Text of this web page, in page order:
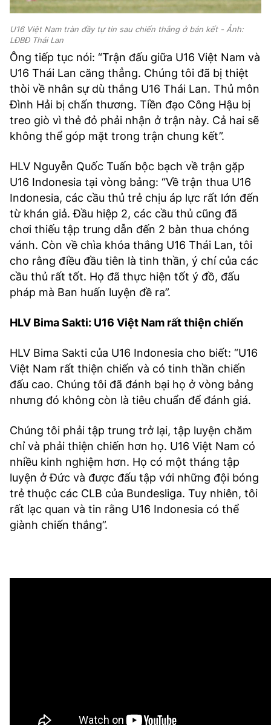
U16 Việt Nam tràn đầy tự tin sau chiến thắng ở bán kết - Ảnh:
LĐBĐ Thái Lan
Ông tiếp tục nói: “Trận đấu giữa U16 Việt Nam và
U16 Thái Lan căng thẳng. Chúng tôi đã bị thiệt
thòi về nhân sự dù thắng U16 Thái Lan. Thủ môn
Đình Hải bị chấn thương. Tiền đạo Công Hậu bị
treo giò vì thẻ đỏ phải nhận ở trận này. Cả hai sẽ
không thể góp mặt trong trận chung kết”.
HLV Nguyễn Quốc Tuấn bộc bạch về trận gặp
U16 Indonesia tại vòng bảng: “Về trận thua U16
Indonesia, các cầu thủ trẻ chịu áp lực rất lớn đến
từ khán giả. Đầu hiệp 2, các cầu thủ cũng đã
chơi thiếu tập trung dẫn đến 2 bàn thua chóng
vánh. Còn về chìa khóa thắng U16 Thái Lan, tôi
cho rằng điều đầu tiên là tinh thần, ý chí của các
cầu thủ rất tốt. Họ đã thực hiện tốt ý đồ, đấu
pháp mà Ban huấn luyện đề ra”.
HLV Bima Sakti: U16 Việt Nam rất thiện chiến
HLV Bima Sakti của U16 Indonesia cho biết: “U16
Việt Nam rất thiện chiến và có tinh thần chiến
đấu cao. Chúng tôi đã đánh bại họ ở vòng bảng
nhưng đó không còn là tiêu chuẩn để đánh giá.
Chúng tôi phải tập trung trở lại, tập luyện chăm
chỉ và phải thiện chiến hơn họ. U16 Việt Nam có
nhiều kinh nghiệm hơn. Họ có một tháng tập
luyện ở Đức và được đấu tập với những đội bóng
trẻ thuộc các CLB của Bundesliga. Tuy nhiên, tôi
rất lạc quan và tin rằng U16 Indonesia có thể
giành chiến thắng”.